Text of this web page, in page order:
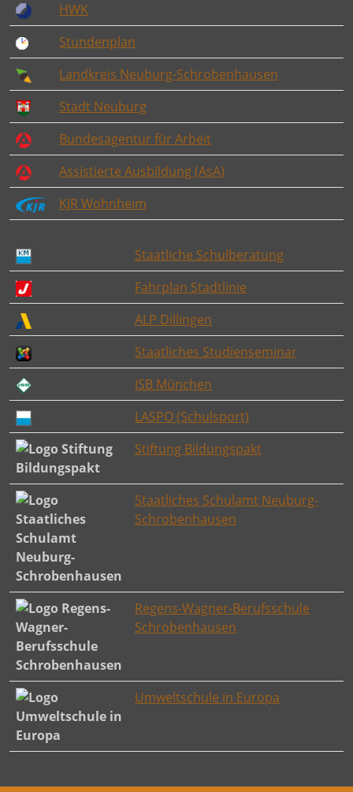
HWK
Stundenplan
Landkreis Neuburg-Schrobenhausen
Stadt Neuburg
Bundesagentur für Arbeit
Assistierte Ausbildung (AsA)
KJR Wohnheim
Staatliche Schulberatung
Fahrplan Stadtlinie
ALP Dillingen
Staatliches Studienseminar
ISB München
LASPO (Schulsport)
Stiftung Bildungspakt
Staatliches Schulamt Neuburg-
Schrobenhausen
Regens-Wagner-Berufsschule
Schrobenhausen
Umweltschule in Europa